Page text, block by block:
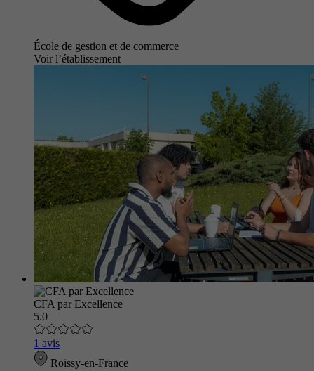
École de gestion et de commerce
Voir l’établissement
CFA par Excellence
5.0
1 avis
Roissy-en-France